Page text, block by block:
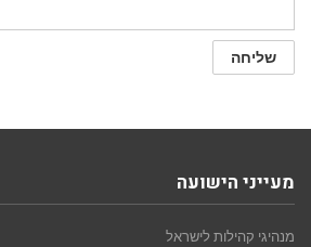
מעייני הישועה
מנהיגי קהילות לישראל